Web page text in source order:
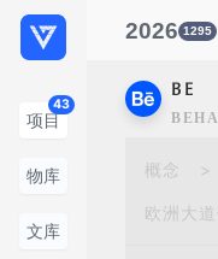
项目
43
物库
文库
2026 1295
BE
概念 >
欧洲大